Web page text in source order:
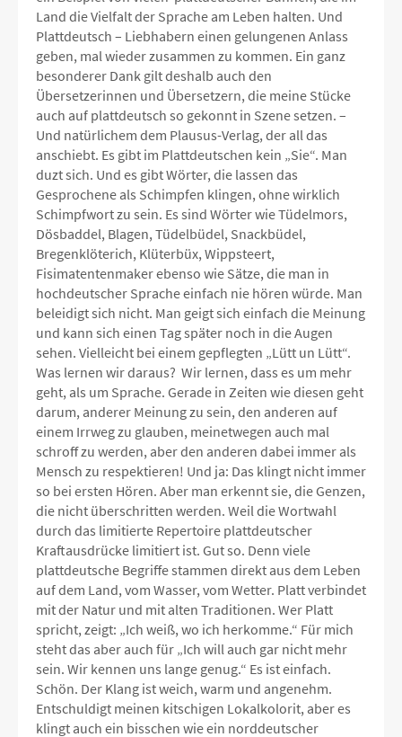
Land die Vielfalt der Sprache am Leben halten. Und
Plattdeutsch – Liebhabern einen gelungenen Anlass
geben, mal wieder zusammen zu kommen. Ein ganz
besonderer Dank gilt deshalb auch den
Übersetzerinnen und Übersetzern, die meine Stücke
auch auf plattdeutsch so gekonnt in Szene setzen. –
Und natürlichem dem Plausus-Verlag, der all das
anschiebt. Es gibt im Plattdeutschen kein „Sie“. Man
duzt sich. Und es gibt Wörter, die lassen das
Gesprochene als Schimpfen klingen, ohne wirklich
Schimpfwort zu sein. Es sind Wörter wie Tüdelmors,
Dösbaddel, Blagen, Tüdelbüdel, Snackbüdel,
Bregenklöterich, Klüterbüx, Wippsteert,
Fisimatentenmaker ebenso wie Sätze, die man in
hochdeutscher Sprache einfach nie hören würde. Man
beleidigt sich nicht. Man geigt sich einfach die Meinung
und kann sich einen Tag später noch in die Augen
sehen. Vielleicht bei einem gepflegten „Lütt un Lütt“.
Was lernen wir daraus? Wir lernen, dass es um mehr
geht, als um Sprache. Gerade in Zeiten wie diesen geht
darum, anderer Meinung zu sein, den anderen auf
einem Irrweg zu glauben, meinetwegen auch mal
schroff zu werden, aber den anderen dabei immer als
Mensch zu respektieren! Und ja: Das klingt nicht immer
so bei ersten Hören. Aber man erkennt sie, die Genzen,
die nicht überschritten werden. Weil die Wortwahl
durch das limitierte Repertoire plattdeutscher
Kraftausdrücke limitiert ist. Gut so. Denn viele
plattdeutsche Begriffe stammen direkt aus dem Leben
auf dem Land, vom Wasser, vom Wetter. Platt verbindet
mit der Natur und mit alten Traditionen. Wer Platt
spricht, zeigt: „Ich weiß, wo ich herkomme.“ Für mich
steht das aber auch für „Ich will auch gar nicht mehr
sein. Wir kennen uns lange genug.“ Es ist einfach.
Schön. Der Klang ist weich, warm und angenehm.
Entschuldigt meinen kitschigen Lokalkolorit, aber es
klingt auch ein bisschen wie ein norddeutscher